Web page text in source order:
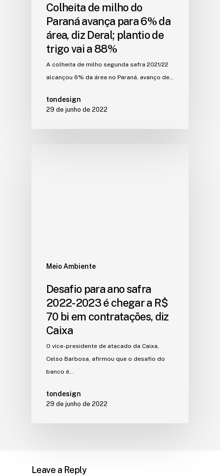
Colheita de milho do
Paraná avança para 6% da
área, diz Deral; plantio de
trigo vai a 88%
A colheita de milho segunda safra 2021/22
alcançou 6% da área no Paraná, avanço de…
tondesign
29 de junho de 2022
Meio Ambiente
Desafio para ano safra
2022-2023 é chegar a R$
70 bi em contratações, diz
Caixa
O vice-presidente de atacado da Caixa,
Celso Barbosa, afirmou que o desafio do
banco é…
tondesign
29 de junho de 2022
Leave a Reply